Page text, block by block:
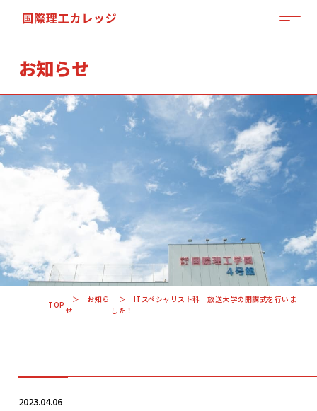
「来て」「見て」「体験」しよう
OPEN CAMPUS
資料請求はこちらから
学科・コース
お知らせ
TOP
お知ら
せ
ITスペシャリスト科 放送大学の開講式を行いま
した！
2023.04.06